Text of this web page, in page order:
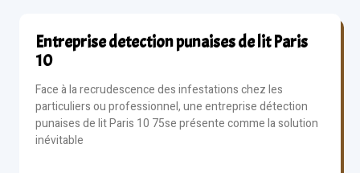
Entreprise detection punaises de lit Paris
10
Face à la recrudescence des infestations chez les
particuliers ou professionnel, une entreprise détection
punaises de lit Paris 10 75se présente comme la solution
inévitable